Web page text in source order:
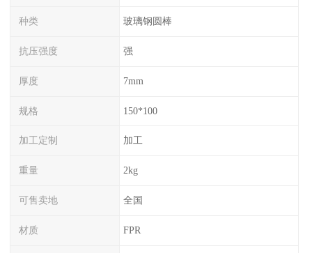
种类 玻璃钢圆棒
抗压强度 强
厚度 7mm
规格 150*100
加工定制 加工
重量 2kg
可售卖地 全国
材质 FPR